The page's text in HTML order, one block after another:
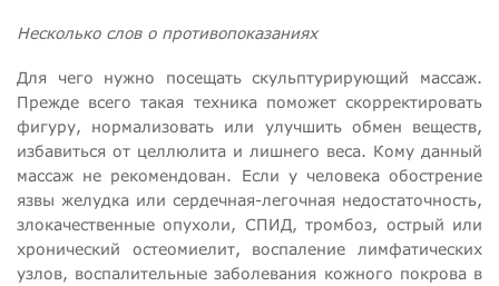
Несколько слов о противопоказаниях
Для чего нужно посещать скульптурирующий массаж.
Прежде всего такая техника поможет скорректировать
фигуру, нормализовать или улучшить обмен веществ,
избавиться от целлюлита и лишнего веса. Кому данный
массаж не рекомендован. Если у человека обострение
язвы желудка или сердечная-легочная недостаточность,
злокачественные опухоли, СПИД, тромбоз, острый или
хронический остеомиелит, воспаление лимфатических
узлов, воспалительные заболевания кожного покрова в